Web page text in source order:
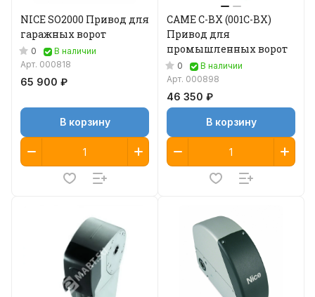
NICE SO2000 Привод для
гаражных ворот
0
В наличии
Арт. 000818
65 900 ₽
В корзину
CAME C-BX (001C-BX)
Привод для
промышленных ворот
0
В наличии
Арт. 000898
46 350 ₽
В корзину